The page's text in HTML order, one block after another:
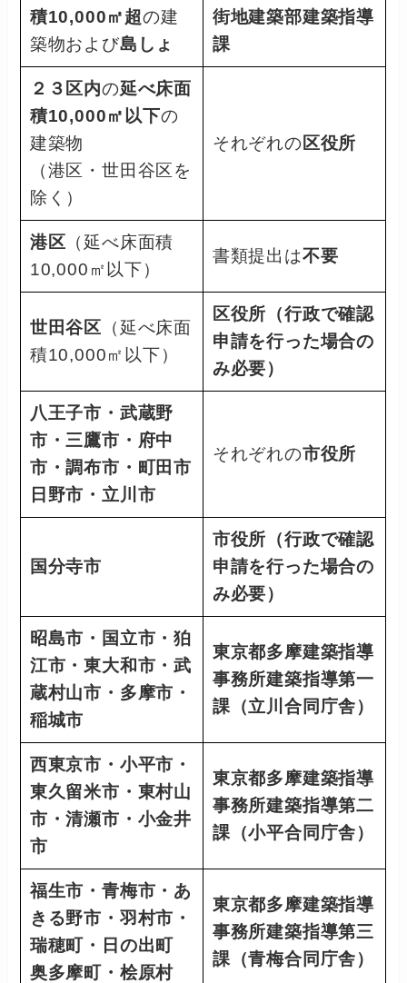
積10,000㎡超の建
築物および島しょ
街地建築部建築指導
課
２３区内の延べ床面
積10,000㎡以下の
建築物
（港区・世田谷区を
除く）
それぞれの区役所
港区 （延べ床面積
10,000㎡以下）
書類提出は不要
世田谷区 （延べ床面
積10,000㎡以下）
区役所（行政で確認
申請を行った場合の
み必要）
八王子市・武蔵野
市・三鷹市・府中
市・調布市・町田市
日野市・立川市
それぞれの市役所
国分寺市
市役所（行政で確認
申請を行った場合の
み必要）
昭島市・国立市・狛
江市・東大和市・武
蔵村山市・多摩市・
稲城市
東京都多摩建築指導
事務所建築指導第一
課（立川合同庁舎）
西東京市・小平市・
東久留米市・東村山
市・清瀬市・小金井
市
東京都多摩建築指導
事務所建築指導第二
課（小平合同庁舎）
福生市・青梅市・あ
きる野市・羽村市・
瑞穂町・日の出町
奥多摩町・桧原村
東京都多摩建築指導
事務所建築指導第三
課（青梅合同庁舎）